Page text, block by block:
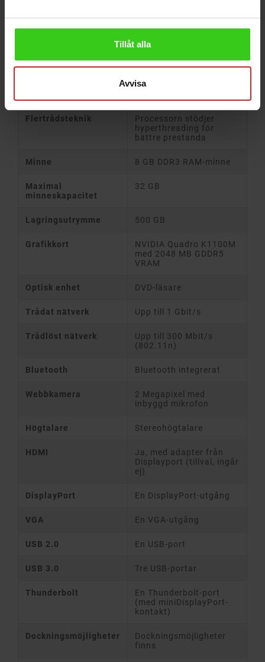
Tillåt alla
Avvisa
2.8 GHz (3.8 GHz)
Processorkärnor 4 kärnor
Flertrådsteknik
Processorn stödjer
hyperthreading för
bättre prestanda
Minne 8 GB DDR3 RAM-minne
Maximal
minneskapacitet
32 GB
Lagringsutrymme 500 GB
Grafikkort
NVIDIA Quadro K1100M
med 2048 MB GDDR5
VRAM
Optisk enhet DVD-läsare
Trådat nätverk Upp till 1 Gbit/s
Trådlöst nätverk
Upp till 300 Mbit/s
(802.11n)
Bluetooth Bluetooth integrerat
Webbkamera
2 Megapixel med
inbyggd mikrofon
Högtalare Stereohögtalare
HDMI
Ja, med adapter från
Displayport (tillval, ingår
ej)
DisplayPort En DisplayPort-utgång
VGA En VGA-utgång
USB 2.0 En USB-port
USB 3.0 Tre USB-portar
Thunderbolt
En Thunderbolt-port
(med miniDisplayPort-
kontakt)
Dockningsmöjligheter
Dockningsmöjligheter
finns